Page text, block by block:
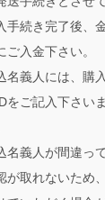
手続き完了後、
ご入金下さい。
名義人には、購
をご記入下さい
名義人が間違っ
が取れないため